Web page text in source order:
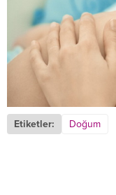
Etiketler: Doğum